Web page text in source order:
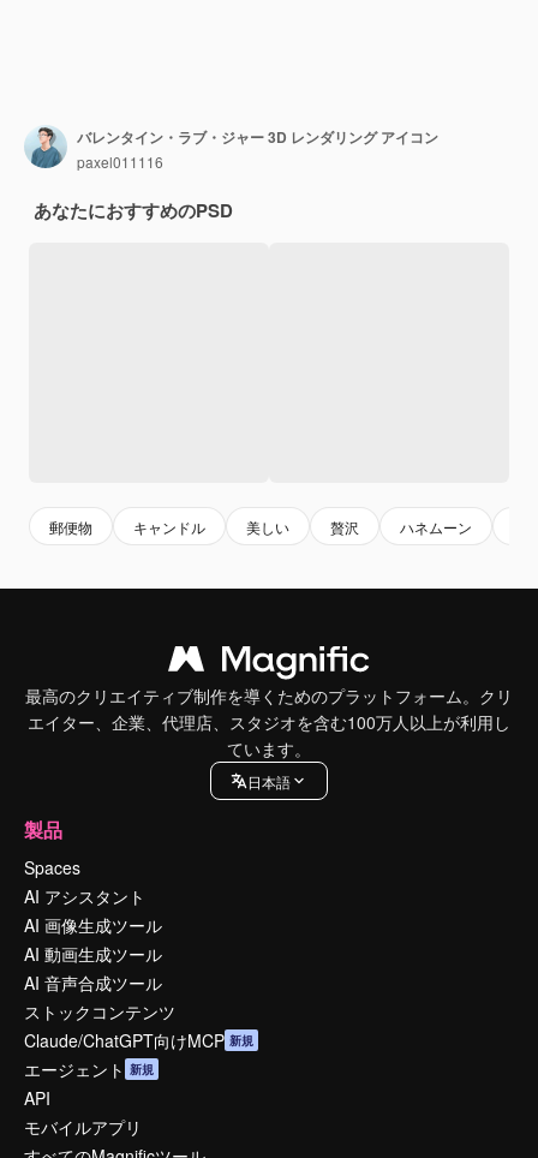
バレンタイン・ラブ・ジャー 3D レンダリング アイコン
paxel011116
あなたにおすすめのPSD
郵便物 キャンドル 美しい 贅沢 ハネムーン
最高のクリエイティブ制作を導くためのプラットフォーム。クリ
エイター、企業、代理店、スタジオを含む100万人以上が利用し
ています。
日本語
製品
Spaces
AI アシスタント
AI 画像生成ツール
AI 動画生成ツール
AI 音声合成ツール
ストックコンテンツ
Claude/ChatGPT向けMCP 新規
エージェント 新規
API
モバイルアプリ